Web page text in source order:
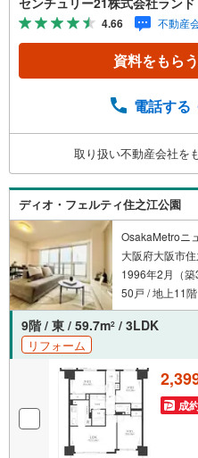
リフォームのご相談も
ンのご相談・・・なん
〇大阪メトロ御堂筋
間:10:00～20:00（火
す。ご連絡お待ちして
4.66 不動産
資料をもらう
電話する
取り扱い不動産会社を
ディオ・フェルティ住之江公園
OsakaMetroニ
大阪府大阪市
1996年2月（築
50戸 / 地上11階
9階 / 東 / 59.7m2 / 3LDK
リフォーム
成